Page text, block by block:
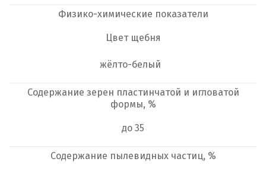
Физико-химические показатели
Цвет щебня
жёлто-белый
Содержание зерен пластинчатой и игловатой
формы, %
до 35
Содержание пылевидных частиц, %